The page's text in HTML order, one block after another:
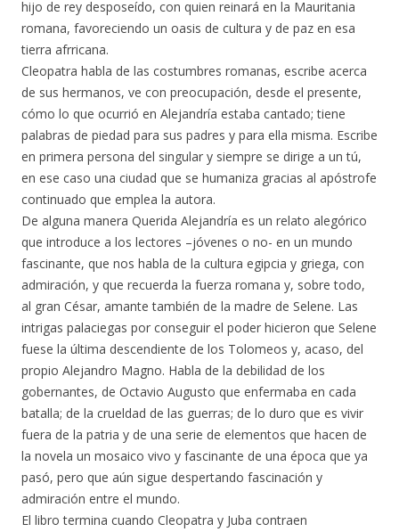
hijo de rey desposeído, con quien reinará en la Mauritania
romana, favoreciendo un oasis de cultura y de paz en esa
tierra afrricana.
Cleopatra habla de las costumbres romanas, escribe acerca
de sus hermanos, ve con preocupación, desde el presente,
cómo lo que ocurrió en Alejandría estaba cantado; tiene
palabras de piedad para sus padres y para ella misma. Escribe
en primera persona del singular y siempre se dirige a un tú,
en ese caso una ciudad que se humaniza gracias al apóstrofe
continuado que emplea la autora.
De alguna manera Querida Alejandría es un relato alegórico
que introduce a los lectores –jóvenes o no- en un mundo
fascinante, que nos habla de la cultura egipcia y griega, con
admiración, y que recuerda la fuerza romana y, sobre todo,
al gran César, amante también de la madre de Selene. Las
intrigas palaciegas por conseguir el poder hicieron que Selene
fuese la última descendiente de los Tolomeos y, acaso, del
propio Alejandro Magno. Habla de la debilidad de los
gobernantes, de Octavio Augusto que enfermaba en cada
batalla; de la crueldad de las guerras; de lo duro que es vivir
fuera de la patria y de una serie de elementos que hacen de
la novela un mosaico vivo y fascinante de una época que ya
pasó, pero que aún sigue despertando fascinación y
admiración entre el mundo.
El libro termina cuando Cleopatra y Juba contraen